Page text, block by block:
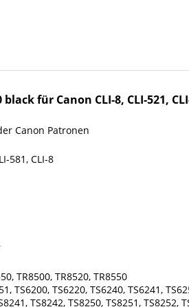
für Canon CLI-8, CLI-521,
Canon Patronen
581, CLI-8
TR8500, TR8520, TR8550
TS6200, TS6220, TS6240, TS6241,
TS8242, TS8250, TS8251, TS8252,